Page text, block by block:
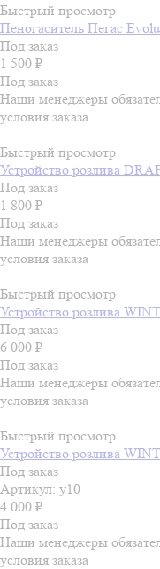
Быстрый просмотр
Пеногаситель Пегас
Под заказ
1 500 ₽
Под заказ
Наши менеджеры
условия заказа
Быстрый просмотр
Устройство розлива
Под заказ
1 800 ₽
Под заказ
Наши менеджеры
условия заказа
Быстрый просмотр
Устройство розлива
Под заказ
6 000 ₽
Под заказ
Наши менеджеры
условия заказа
Быстрый просмотр
Устройство розлива
Под заказ
Артикул: у10
4 000 ₽
Под заказ
Наши менеджеры
условия заказа